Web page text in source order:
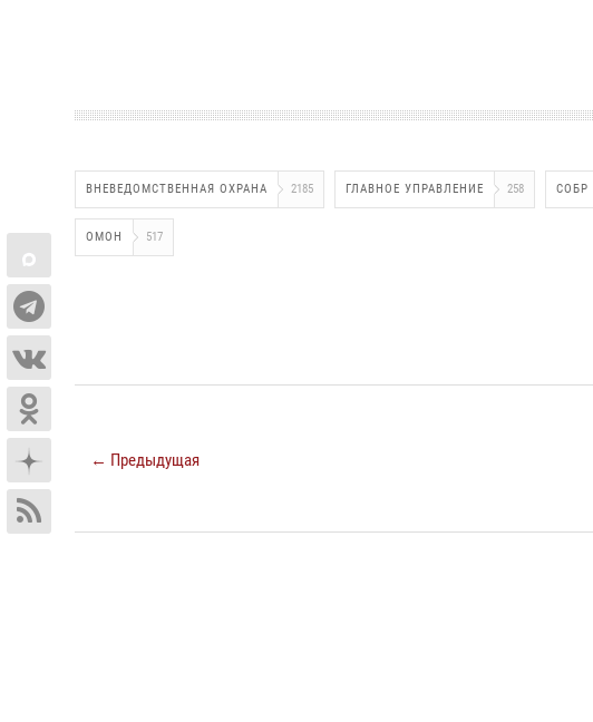
ВНЕВЕДОМСТВЕННАЯ ОХРАНА 2185 ГЛАВНОЕ УПРАВЛЕНИЕ 258 СОБР
ОМОН 517
← Предыдущая